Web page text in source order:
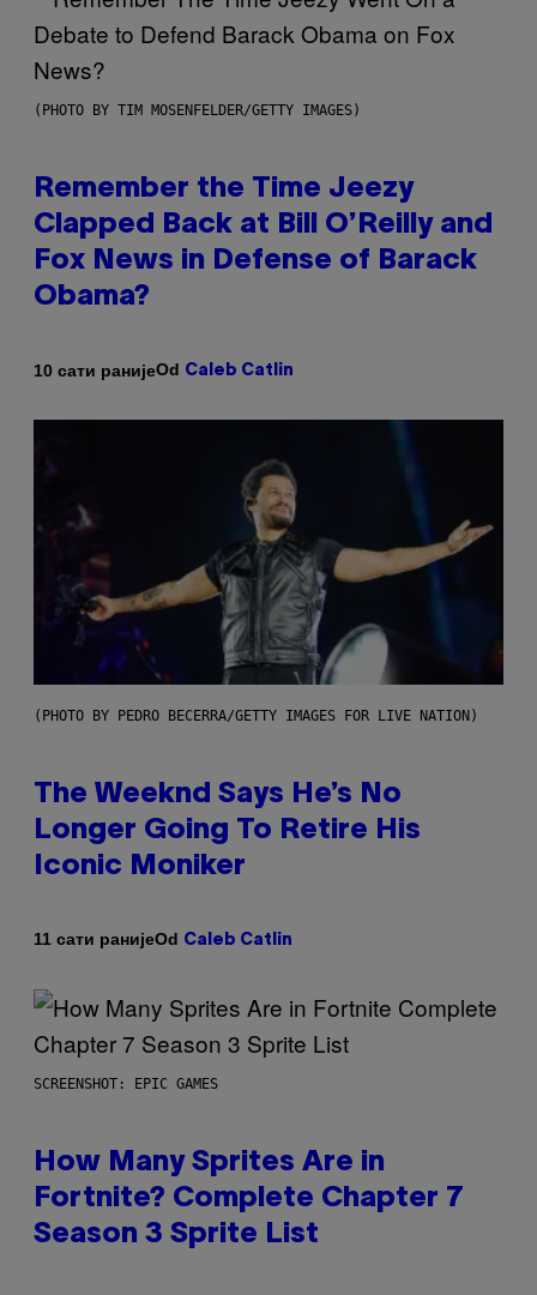
(PHOTO BY TIM MOSENFELDER/GETTY IMAGES)
Remember the Time Jeezy
Clapped Back at Bill O’Reilly and
Fox News in Defense of Barack
Obama?
10 сати ранијеOd Caleb Catlin
(PHOTO BY PEDRO BECERRA/GETTY IMAGES FOR LIVE NATION)
The Weeknd Says He’s No
Longer Going To Retire His
Iconic Moniker
11 сати ранијеOd Caleb Catlin
SCREENSHOT: EPIC GAMES
How Many Sprites Are in
Fortnite? Complete Chapter 7
Season 3 Sprite List